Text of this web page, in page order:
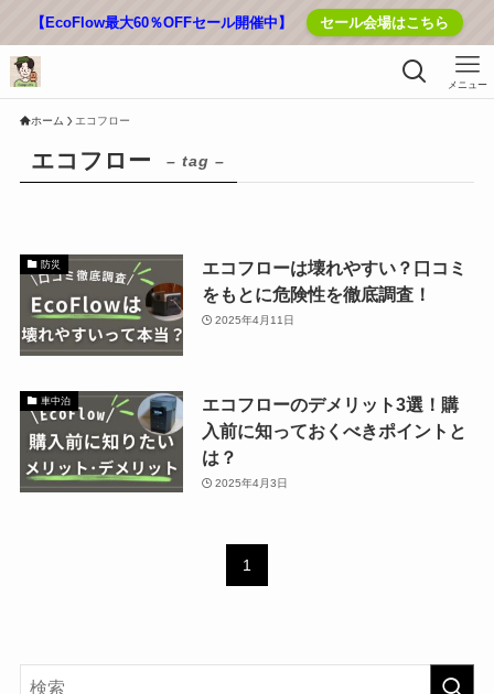
【EcoFlow最大60％OFFセール開催中】 セール会場はこちら
メニュー
ホーム エコフロー
エコフロー – tag –
防災
エコフローは壊れやすい？口コミ
をもとに危険性を徹底調査！
2025年4月11日
車中泊
エコフローのデメリット3選！購
入前に知っておくべきポイントと
は？
2025年4月3日
1